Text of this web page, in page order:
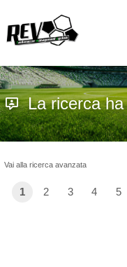
La ricerca
Vai alla ricerca avanzata
1 2 3 4 5